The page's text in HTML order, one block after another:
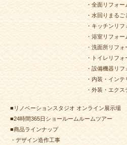
・全面リフォー
・水回りまる
・キッチンリフ
・浴室リフォー
・洗面所リフォ
・トイレリフォ
・設備機器リフ
・内装・インテ
・外装・エク
■リノベーションスタジオ オンライン展示場
■24時間365日ショールームルームツアー
■商品ラインナップ
・デザイン造作工事